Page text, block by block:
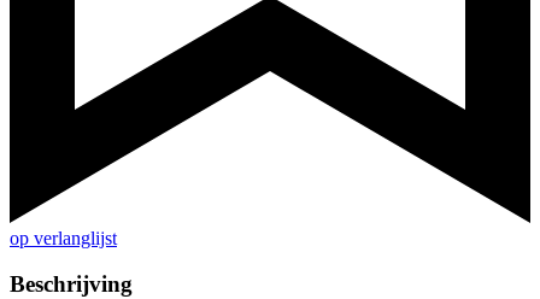
op verlanglijst
Beschrijving